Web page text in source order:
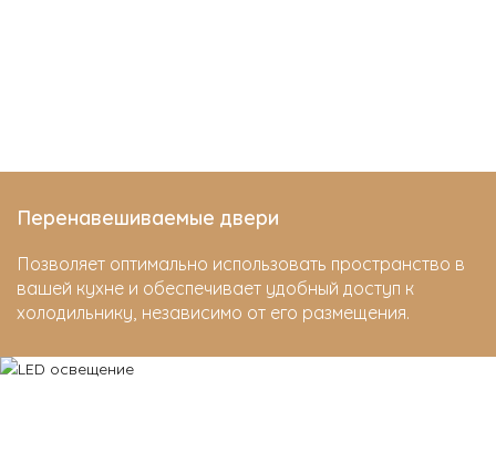
Перенавешиваемые двери
Позволяет оптимально использовать пространство в
вашей кухне и обеспечивает удобный доступ к
холодильнику, независимо от его размещения.